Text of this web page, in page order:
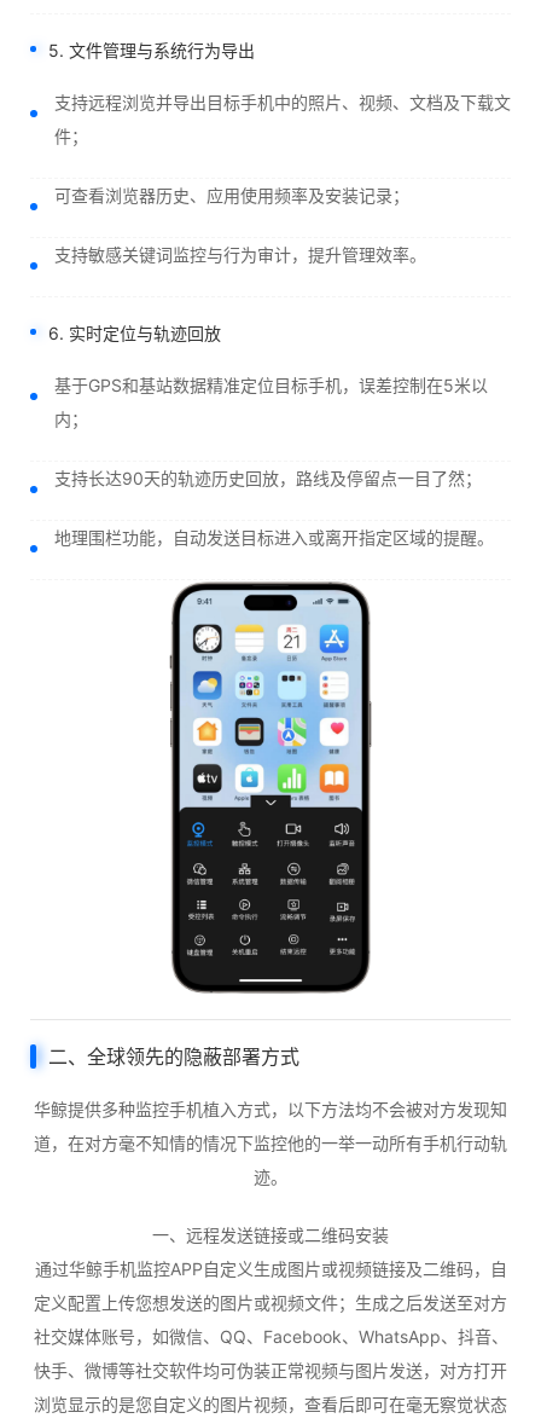
5. 文件管理与系统行为导出
支持远程浏览并导出目标手机中的照片、视频、文档及下载文
件；
可查看浏览器历史、应用使用频率及安装记录；
支持敏感关键词监控与行为审计，提升管理效率。
6. 实时定位与轨迹回放
基于GPS和基站数据精准定位目标手机，误差控制在5米以
内；
支持长达90天的轨迹历史回放，路线及停留点一目了然；
地理围栏功能，自动发送目标进入或离开指定区域的提醒。
二、全球领先的隐蔽部署方式
华鲸提供多种监控手机植入方式，以下方法均不会被对方发现知
道，在对方毫不知情的情况下监控他的一举一动所有手机行动轨
迹。
一、远程发送链接或二维码安装
通过华鲸手机监控APP自定义生成图片或视频链接及二维码，自
定义配置上传您想发送的图片或视频文件；生成之后发送至对方
社交媒体账号，如微信、QQ、Facebook、WhatsApp、抖音、
快手、微博等社交软件均可伪装正常视频与图片发送，对方打开
浏览显示的是您自定义的图片视频，查看后即可在毫无察觉状态